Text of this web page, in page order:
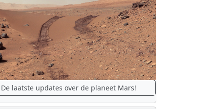
De laatste updates over de planeet Mars!